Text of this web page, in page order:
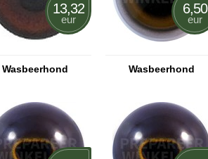
Wasbeerhond
13,32
eur
Wasbeerhond
6,50
eur